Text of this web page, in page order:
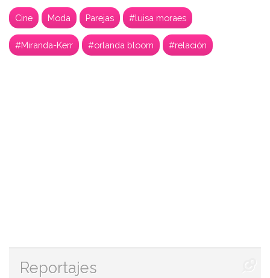
Cine Moda Parejas #luisa moraes
#Miranda-Kerr #orlanda bloom #relación
Reportajes